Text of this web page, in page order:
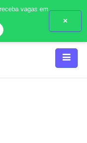
vagas em
×